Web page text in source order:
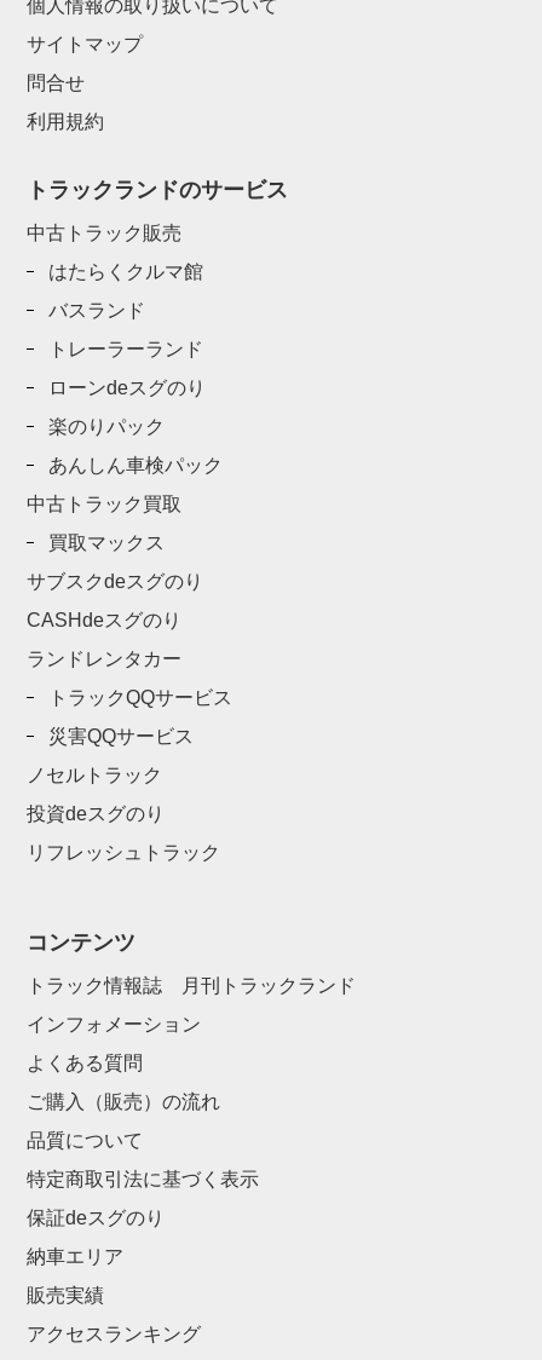
個人情報の取り扱いについて
サイトマップ
問合せ
利用規約
トラックランドのサービス
中古トラック販売
はたらくクルマ館
バスランド
トレーラーランド
ローンdeスグのり
楽のりパック
あんしん車検パック
中古トラック買取
買取マックス
サブスクdeスグのり
CASHdeスグのり
ランドレンタカー
トラックQQサービス
災害QQサービス
ノセルトラック
投資deスグのり
リフレッシュトラック
コンテンツ
トラック情報誌 月刊トラックランド
インフォメーション
よくある質問
ご購入（販売）の流れ
品質について
特定商取引法に基づく表示
保証deスグのり
納車エリア
販売実績
アクセスランキング